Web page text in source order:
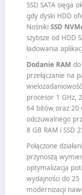
SSD SATA sięga
gdy dyski HDD
Nośniki SSD
szybsze od HDD
ładowania
Dodanie RAM
przełączanie na
procesor 1 GHz,
64 bitów oraz 20
odczuwalnego
8 GB RAM i SSD
Połączone
przynoszą
optymalizacja
wydajności do
modernizacji